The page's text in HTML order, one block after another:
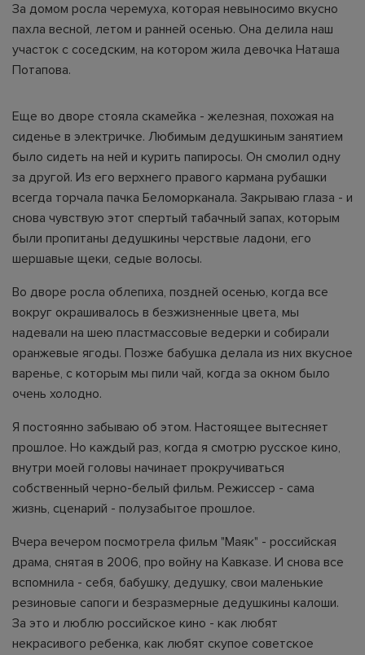
За домом росла черемуха, которая невыносимо вкусно
пахла весной, летом и ранней осенью. Она делила наш
участок с соседским, на котором жила девочка Наташа
Потапова.
Еще во дворе стояла скамейка - железная, похожая на
сиденье в электричке. Любимым дедушкиным занятием
было сидеть на ней и курить папиросы. Он смолил одну
за другой. Из его верхнего правого кармана рубашки
всегда торчала пачка Беломорканала. Закрываю глаза - и
снова чувствую этот спертый табачный запах, которым
были пропитаны дедушкины черствые ладони, его
шершавые щеки, седые волосы.
Во дворе росла облепиха, поздней осенью, когда все
вокруг окрашивалось в безжизненные цвета, мы
надевали на шею пластмассовые ведерки и собирали
оранжевые ягоды. Позже бабушка делала из них вкусное
варенье, с которым мы пили чай, когда за окном было
очень холодно.
Я постоянно забываю об этом. Настоящее вытесняет
прошлое. Но каждый раз, когда я смотрю русское кино,
внутри моей головы начинает прокручиваться
собственный черно-белый фильм. Режиссер - сама
жизнь, сценарий - полузабытое прошлое.
Вчера вечером посмотрела фильм "Маяк" - российская
драма, снятая в 2006, про войну на Кавказе. И снова все
вспомнила - себя, бабушку, дедушку, свои маленькие
резиновые сапоги и безразмерные дедушкины калоши.
За это и люблю российское кино - как любят
некрасивого ребенка, как любят скупое советское